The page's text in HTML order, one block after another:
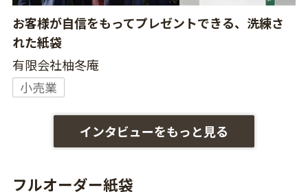
お客様が自信をもってプレゼントできる、洗練さ
れた紙袋
有限会社柚冬庵
小売業
インタビューをもっと見る
フルオーダー紙袋